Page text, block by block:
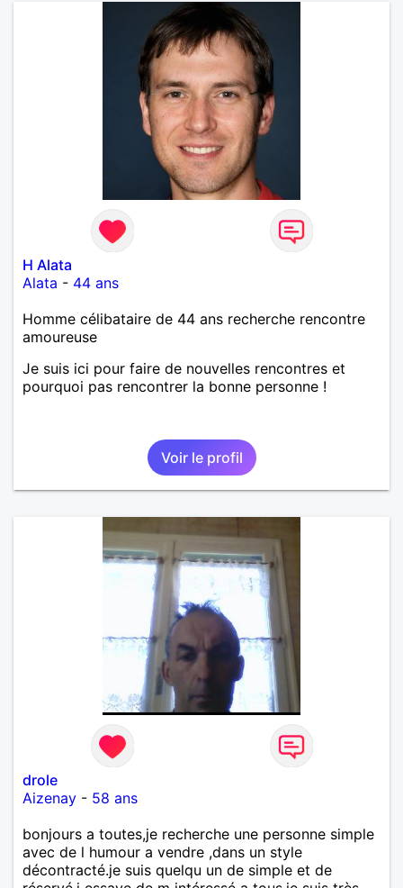
H Alata
Alata - 44 ans
Homme célibataire de 44 ans recherche rencontre
amoureuse
Je suis ici pour faire de nouvelles rencontres et
pourquoi pas rencontrer la bonne personne !
Voir le profil
drole
Aizenay - 58 ans
bonjours a toutes,je recherche une personne simple
avec de l humour a vendre ,dans un style
décontracté.je suis quelqu un de simple et de